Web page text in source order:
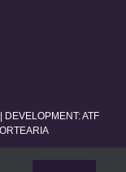
DEVELOPMENT:ATF